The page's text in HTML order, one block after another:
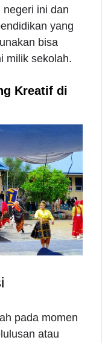
ini dan
yang
bisa
milik sekolah.
Kreatif di
pada momen
atau